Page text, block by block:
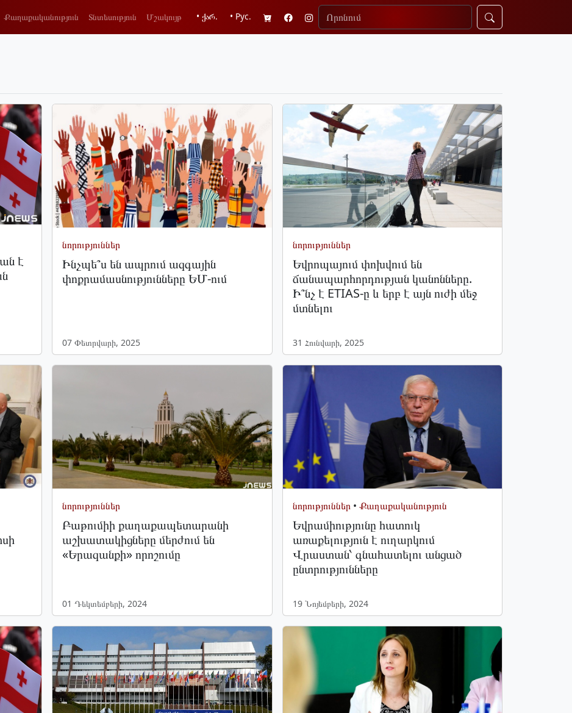
Քաղաքականություն Տնտեսություն Մշակույթ • ქარ. • Рус.
է
նորություններ
Ինչպե՞ս են ապրում ազգային
փոքրամասնությունները ԵՄ-ում
07 Փետրվարի, 2025
նորություններ
Եվրոպայում փոխվում են
ճանապարհորդության կանոնները.
Ի՞նչ է ETIAS-ը և երբ է այն ուժի մեջ
մտնելու
31 Հունվարի, 2025
նորություններ
Բաթումիի քաղաքապետարանի
աշխատակիցները մերժում են
«Երազանքի» որոշումը
01 Դեկտեմբերի, 2024
նորություններ• Քաղաքականություն
Եվրամիությունը հատուկ
առաքելություն է ուղարկում
Վրաստան՝ գնահատելու անցած
ընտրությունները
19 Նոյեմբերի, 2024